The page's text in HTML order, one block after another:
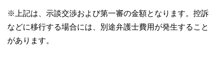
※上記は、示談交渉および第一審の金額となります。控訴
などに移行する場合には、別途弁護士費用が発生すること
があります。